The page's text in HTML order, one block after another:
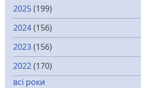
2025(199)
2024(156)
2023(156)
2022(170)
всі роки